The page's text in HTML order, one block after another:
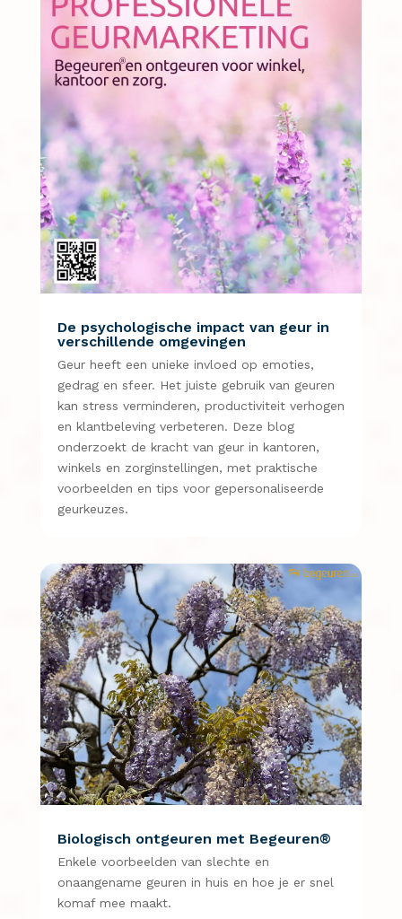
De psychologische impact van geur in
verschillende omgevingen
Geur heeft een unieke invloed op emoties,
gedrag en sfeer. Het juiste gebruik van geuren
kan stress verminderen, productiviteit verhogen
en klantbeleving verbeteren. Deze blog
onderzoekt de kracht van geur in kantoren,
winkels en zorginstellingen, met praktische
voorbeelden en tips voor gepersonaliseerde
geurkeuzes.
Biologisch ontgeuren met Begeuren®
Enkele voorbeelden van slechte en
onaangename geuren in huis en hoe je er snel
komaf mee maakt.